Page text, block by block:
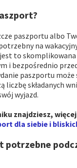
paszportu albo
na
to
i bezpośrednio
paszportu może
liczbę składanych
wyjazd.
znajdziesz,
dla siebie i
potrzebne